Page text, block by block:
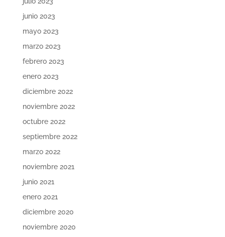
junio 2023
mayo 2023
marzo 2023
febrero 2023
enero 2023
diciembre 2022
noviembre 2022
octubre 2022
septiembre 2022
marzo 2022
noviembre 2021
junio 2021
enero 2021
diciembre 2020
noviembre 2020